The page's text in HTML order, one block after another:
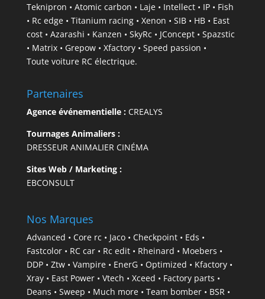
Teknipron • Atomic carbon • Laje • Intellect • IP • Fish
• Rc edge • Titanium racing • Xenon • SIB • HB • East
cost • Azarashi • Kanzen • SkyRc • JConcept • Spazstic
• Matrix • Grepow • Xfactory • Speed passion •
Toute voiture RC électrique.
Partenaires
Agence événementielle : CREALYS
Tournages Animaliers :
DRESSEUR ANIMALIER CINÉMA
Sites Web / Marketing :
EBCONSULT
Nos Marques
Advanced • Core rc • Jaco • Checkpoint • Eds •
Fastcolor • RC car • Rc edit • Rheinard • Moebers •
DDP • Ztw • Vampire • EnerG • Optimized • Kfactory •
Xray • East Power • Vtech • Xceed • Factory parts •
Deans • Sweep • Much more • Team bomber • BSR •